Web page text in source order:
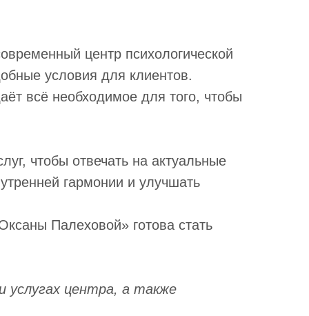
центр психологической
условия для клиентов.
всё необходимое для того, чтобы
чтобы отвечать на актуальные
гармонии и улучшать
Палеховой» готова стать
услугах центра, а также